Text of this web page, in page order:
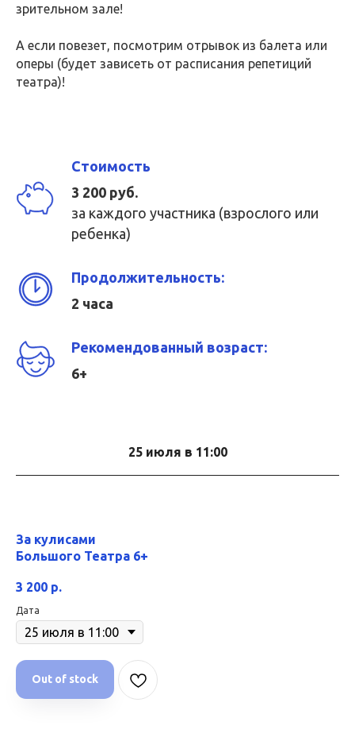
зрительном зале!
А если повезет, посмотрим отрывок из балета или
оперы (будет зависеть от расписания репетиций
театра)!
Стоимость
3 200 руб.
за каждого участника (взрослого или
ребенка)
Продолжительность:
2 часа
Рекомендованный возраст:
6+
25 июля в 11:00
За кулисами
Большого Театра 6+
3 200 р.
Дата
Out of stock